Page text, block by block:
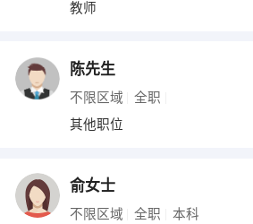
教师
陈先生
不限区域 全职
其他职位
俞女士
不限区域 全职 本科